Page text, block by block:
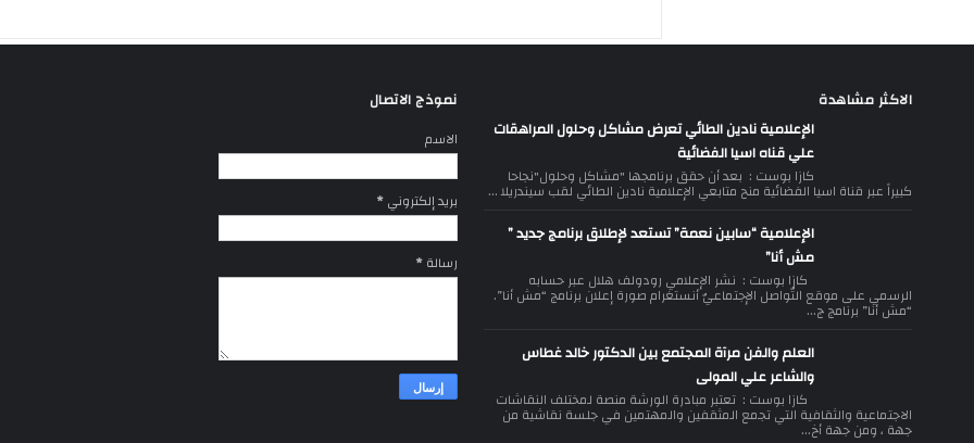
الاكثر مشاهدة
الإعلامية نادين الطائي تعرض مشاكل وحلول المراهقات
علي قناه اسيا الفضائية
كازا بوست : بعد أن حقق برنامجها "مشاكل وحلول"نجاحا
كبيراً عبر قناة اسيا الفضائية منح متابعي الإعلامية نادين الطائي لقب سيندريلا ...
الإعلامية “سابين نعمة” تستعد لإطلاق برنامج جديد ”
مش أنا”
كازا بوست : نشر الإعلامي رودولف هلال عبر حسابه
الرسمي على موقع التّواصل الإجتماعيّ أنستغرام صورة إعلان برنامج “مش أنا”.
“مش أنا” برنامج ج...
العلم والفن مرآة المجتمع بين الدكتور خالد غطاس
والشاعر علي المولى
كازا بوست : تعتبر مبادرة الورشة منصة لمختلف النقاشات
الاجتماعية والثقافية التي تجمع المثقفين والمهتمين في جلسة نقاشية من
جهة ، ومن جهة أخ...
نموذج الاتصال
الاسم
بريد إلكتروني*
رسالة*